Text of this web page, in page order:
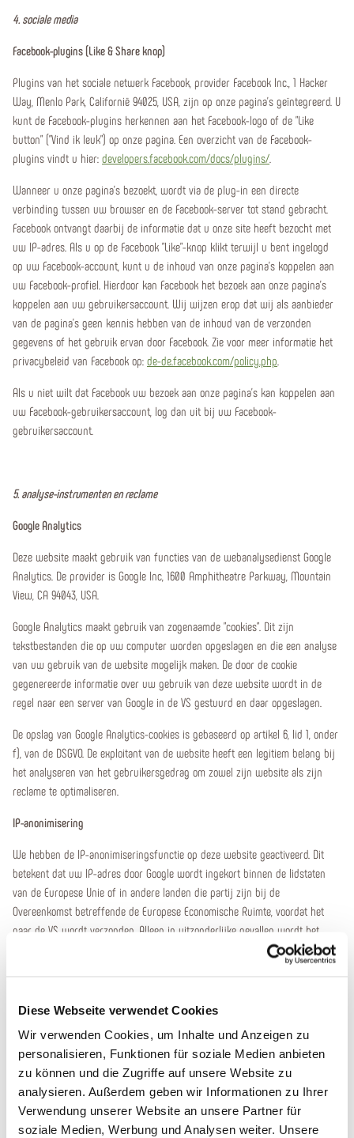
Diese Webseite verwendet Cookies
Wir verwenden Cookies, um Inhalte und Anzeigen zu
personalisieren, Funktionen für soziale Medien anbieten
zu können und die Zugriffe auf unsere Website zu
analysieren. Außerdem geben wir Informationen zu Ihrer
Verwendung unserer Website an unsere Partner für
soziale Medien, Werbung und Analysen weiter. Unsere
4. sociale media
Facebook-plugins (Like & Share knop)
Plugins van het sociale netwerk Facebook, provider Facebook Inc., 1 Hacker
Way, Menlo Park, Californië 94025, USA, zijn op onze pagina's geïntegreerd. U
kunt de Facebook-plugins herkennen aan het Facebook-logo of de "Like
button" ("Vind ik leuk") op onze pagina. Een overzicht van de Facebook-
plugins vindt u hier: developers.facebook.com/docs/plugins/
Wanneer u onze pagina's bezoekt, wordt via de plug-in een directe
verbinding tussen uw browser en de Facebook-server tot stand gebracht.
Facebook ontvangt daarbij de informatie dat u onze site heeft bezocht met
uw IP-adres. Als u op de Facebook "Like"-knop klikt terwijl u bent ingelogd
op uw Facebook-account, kunt u de inhoud van onze pagina's koppelen aan
uw Facebook-profiel. Hierdoor kan Facebook het bezoek aan onze pagina's
koppelen aan uw gebruikersaccount. Wij wijzen erop dat wij als aanbieder
van de pagina's geen kennis hebben van de inhoud van de verzonden
gegevens of het gebruik ervan door Facebook. Zie voor meer informatie het
privacybeleid van Facebook op: de-de.facebook.com/policy.php
Als u niet wilt dat Facebook uw bezoek aan onze pagina's kan koppelen aan
uw Facebook-gebruikersaccount, log dan uit bij uw Facebook-
gebruikersaccount.
5. analyse-instrumenten en reclame
Google Analytics
Deze website maakt gebruik van functies van de webanalysedienst Google
Analytics. De provider is Google Inc, 1600 Amphitheatre Parkway, Mountain
View, CA 94043, USA.
Google Analytics maakt gebruik van zogenaamde "cookies". Dit zijn
tekstbestanden die op uw computer worden opgeslagen en die een analyse
van uw gebruik van de website mogelijk maken. De door de cookie
gegenereerde informatie over uw gebruik van deze website wordt in de
regel naar een server van Google in de VS gestuurd en daar opgeslagen.
De opslag van Google Analytics-cookies is gebaseerd op artikel 6, lid 1, onder
f), van de DSGVO. De exploitant van de website heeft een legitiem belang bij
het analyseren van het gebruikersgedrag om zowel zijn website als zijn
reclame te optimaliseren.
IP-anonimisering
We hebben de IP-anonimiseringsfunctie op deze website geactiveerd. Dit
betekent dat uw IP-adres door Google wordt ingekort binnen de lidstaten
van de Europese Unie of in andere landen die partij zijn bij de
Overeenkomst betreffende de Europese Economische Ruimte, voordat het
naar de VS wordt verzonden. Alleen in uitzonderlijke gevallen wordt het
volledige IP-adres naar een server van Google in de VS gestuurd en daar
ingekort. In opdracht van de exploitant van deze website zal Google deze
rapporten over de websiteactiviteiten op te stellen en om andere diensten
van de website te leveren. Het IP-adres dat uw browser in het kader van
Google Analytics doorgeeft, wordt niet met andere gegevens van Google
samengevoegd.
Browser Plugin